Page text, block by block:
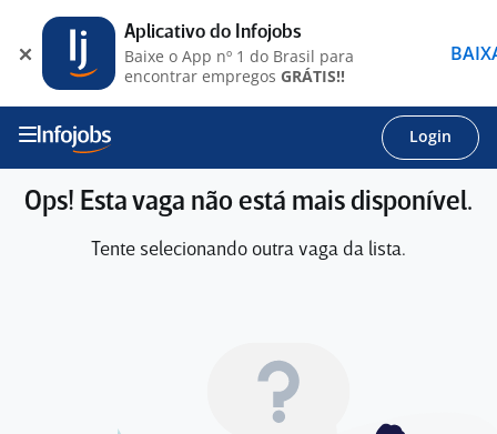
Login
Ops! Esta vaga não está mais disponível.
Tente selecionando outra vaga da lista.
Aplicativo do Infojobs
Baixe o App nº 1 do Brasil para
encontrar empregos GRÁTIS!!